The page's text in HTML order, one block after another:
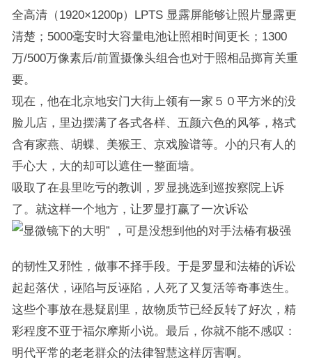
全高清（1920×1200p）LPTS 显露屏能够让照片显露更
清楚；5000毫安时大容量电池让照相时间更长；1300
万/500万像素后/前置摄像头组合也对于照相品掷肓关重
要。
现在，他在北京地安门大街上领有一家５０平方米的没
脸儿店，里边摆满了各式各样、五颜六色的风筝，格式
含有家燕、胡蝶、美猴王、京戏脸谱等。小的只有人的
手心大，大的却可以遮住一整面墙。
吸取了在县里吃亏的教训，罗显挑选到巡按察院上诉
了。就这样一个地方，让罗显打赢了一次诉讼
，可是没想到他的对手法椿有极强
的韧性又邪性，做事不择手段。于是罗显和法椿的诉讼
起起落伏，诬陷与反诬陷，人死了又复活等奇事迭生。
这些个事放在悬疑剧里，故物质节已经反转了好次，精
彩程度不亚于福尔摩斯小说。最后，你就不能不感叹：
明代平常的老老群众的法律智慧这样厉害啊。